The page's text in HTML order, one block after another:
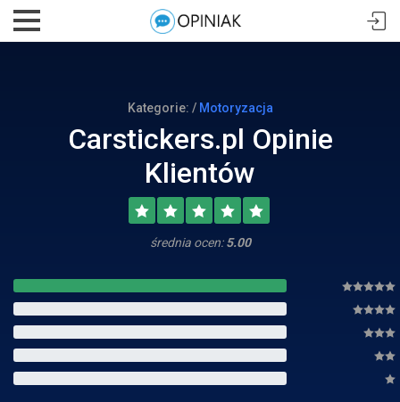
Kategorie: / Motoryzacja
Carstickers.pl Opinie
Klientów
średnia ocen:5.00